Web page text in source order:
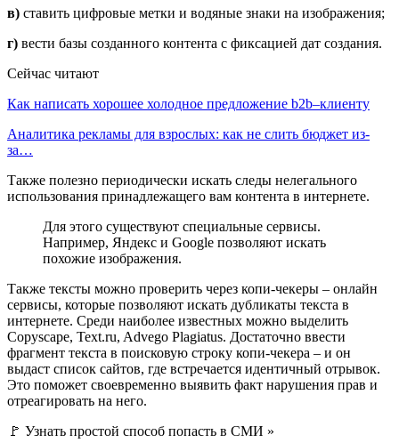
в) ставить цифровые метки и водяные знаки на изображения;
г) вести базы созданного контента с фиксацией дат создания.
Сейчас читают
Как написать хорошее холодное предложение b2b–клиенту
Аналитика рекламы для взрослых: как не слить бюджет из-
за…
Также полезно периодически искать следы нелегального
использования принадлежащего вам контента в интернете.
Для этого существуют специальные сервисы.
Например, Яндекс и Google позволяют искать
похожие изображения.
Также тексты можно проверить через копи-чекеры – онлайн
сервисы, которые позволяют искать дубликаты текста в
интернете. Среди наиболее известных можно выделить
Copyscape, Text.ru, Advego Plagiatus. Достаточно ввести
фрагмент текста в поисковую строку копи-чекера – и он
выдаст список сайтов, где встречается идентичный отрывок.
Это поможет своевременно выявить факт нарушения прав и
отреагировать на него.
🚩 Узнать простой способ попасть в СМИ »